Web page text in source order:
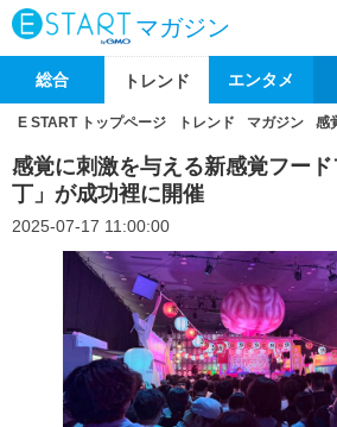
マガジン
総合 トレンド エンタメ
E START トップページ トレンド マガジン 感
感覚に刺激を与える新感覚フー
丁」が成功裡に開催
2025-07-17 11:00:00